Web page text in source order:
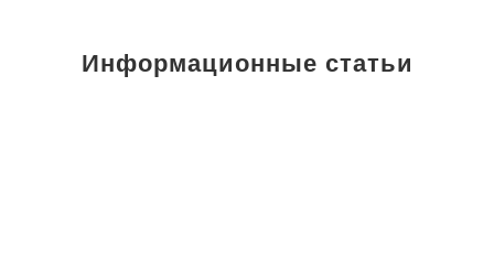
Информационные статьи